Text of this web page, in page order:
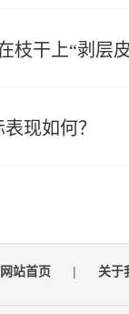
枝干上“剥层
现如何？
网站首页 | 关于